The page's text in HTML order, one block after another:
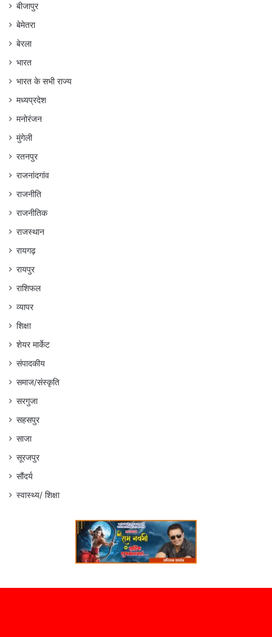
बीजापुर
बेमेतरा
बेरला
भारत
भारत के सभी राज्य
मध्यप्रदेश
मनोरंजन
मुंगेली
रतनपुर
राजनांदगांव
राजनीति
राजनीतिक
राजस्थान
रायगढ़
रायपुर
राशिफल
व्यापर
शिक्षा
शेयर मार्केट
संपादकीय
समाज/संस्कृति
सरगुजा
सहसपुर
साजा
सूरजपुर
सौंदर्य
स्वास्थ्य/ शिक्षा